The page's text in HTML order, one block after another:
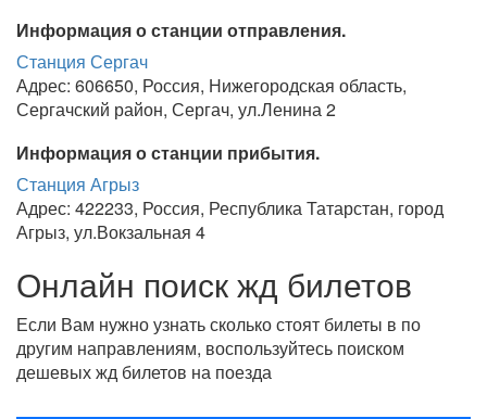
Информация о станции отправления.
Станция Сергач
Адрес: 606650, Россия, Нижегородская область,
Сергачский район, Сергач, ул.Ленина 2
Информация о станции прибытия.
Станция Агрыз
Адрес: 422233, Россия, Республика Татарстан, город
Агрыз, ул.Вокзальная 4
Онлайн поиск жд билетов
Если Вам нужно узнать сколько стоят билеты в по
другим направлениям, воспользуйтесь поиском
дешевых жд билетов на поезда